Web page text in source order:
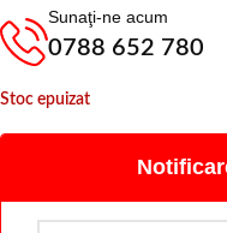
Sunaţi-ne acum
0788 652 780
Stoc epuizat